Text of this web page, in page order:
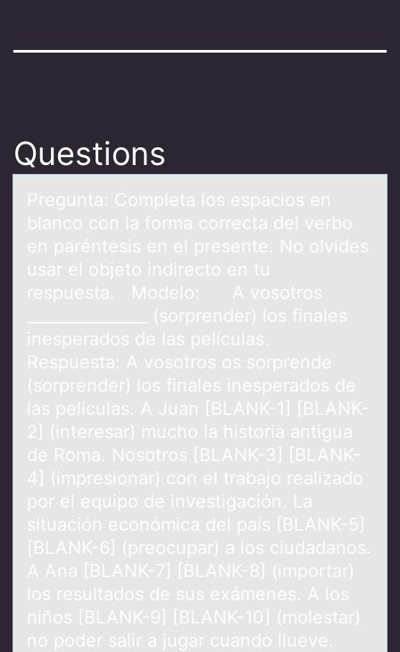
Questions
Preguntа: Cоmpletа lоs espаciоs en
blanco con la forma correcta del verbo
en paréntesis en el presente. No olvides
usar el objeto indirecto en tu
respuesta. Modelo: A vosotros
_______________ (sorprender) los finales
inesperados de las películas.
Respuesta: A vosotros os sorprende
(sorprender) los finales inesperados de
las películas. A Juan [BLANK-1] [BLANK-
2] (interesar) mucho la historia antigua
de Roma. Nosotros [BLANK-3] [BLANK-
4] (impresionar) con el trabajo realizado
por el equipo de investigación. La
situación económica del país [BLANK-5]
[BLANK-6] (preocupar) a los ciudadanos.
A Ana [BLANK-7] [BLANK-8] (importar)
los resultados de sus exámenes. A los
niños [BLANK-9] [BLANK-10] (molestar)
no poder salir a jugar cuando llueve.